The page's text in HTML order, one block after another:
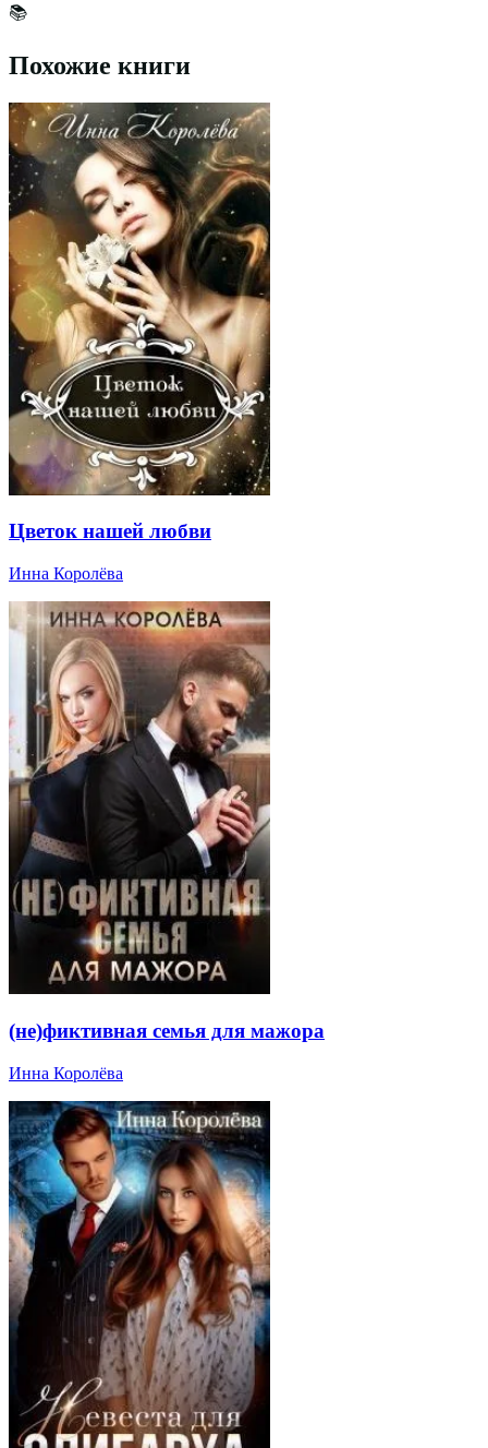
📚
Похожие книги
Цветок нашей любви
Инна Королёва
(не)фиктивная семья для мажора
Инна Королёва